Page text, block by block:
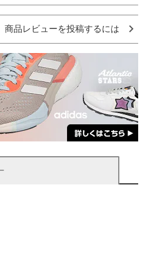
商品レビューを投稿するには